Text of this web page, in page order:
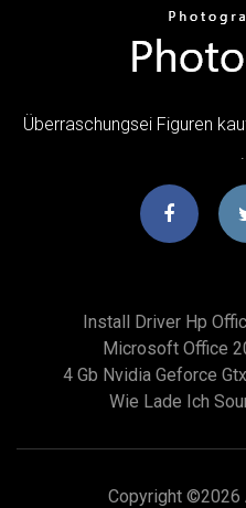
Überraschungsei Figuren
Install Driver Hp
Microsoft Office
4 Gb Nvidia Geforce
Wie Lade Ich
Copyright ©2026